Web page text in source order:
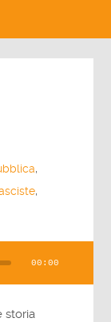
,
,
00:00
storia